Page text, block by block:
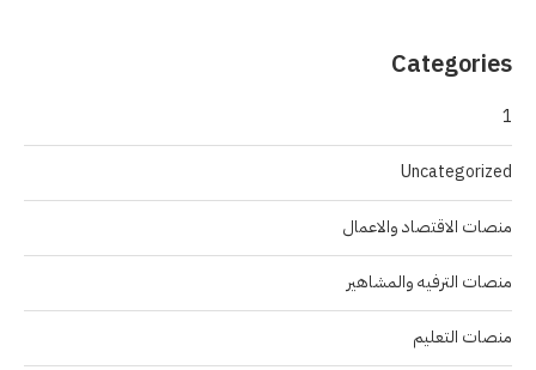
Categories
1
Uncategorized
منصات الاقتصاد والاعمال
منصات الترفيه والمشاهير
منصات التعليم